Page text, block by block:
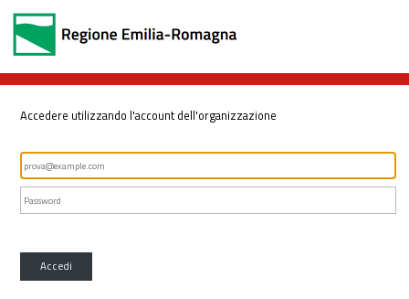
Accedere utilizzando l'account dell'organizzazione
Accedi